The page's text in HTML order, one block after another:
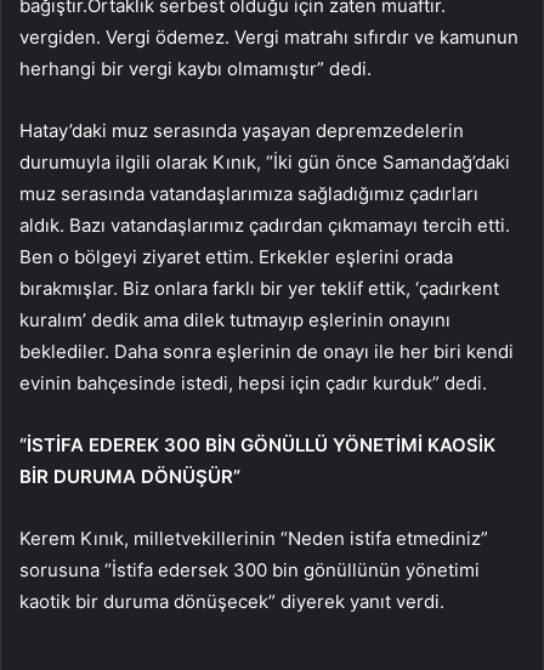
bağıştır.Ortaklık serbest olduğu için zaten muaftır.
vergiden. Vergi ödemez. Vergi matrahı sıfırdır ve kamunun
herhangi bir vergi kaybı olmamıştır” dedi.
Hatay’daki muz serasında yaşayan depremzedelerin
durumuyla ilgili olarak Kınık, “İki gün önce Samandağ’daki
muz serasında vatandaşlarımıza sağladığımız çadırları
aldık. Bazı vatandaşlarımız çadırdan çıkmamayı tercih etti.
Ben o bölgeyi ziyaret ettim. Erkekler eşlerini orada
bırakmışlar. Biz onlara farklı bir yer teklif ettik, ‘çadırkent
kuralım’ dedik ama dilek tutmayıp eşlerinin onayını
beklediler. Daha sonra eşlerinin de onayı ile her biri kendi
evinin bahçesinde istedi, hepsi için çadır kurduk” dedi.
“İSTİFA EDEREK 300 BİN GÖNÜLLÜ YÖNETİMİ KAOSİK
BİR DURUMA DÖNÜŞÜR”
Kerem Kınık, milletvekillerinin “Neden istifa etmediniz”
sorusuna “İstifa edersek 300 bin gönüllünün yönetimi
kaotik bir duruma dönüşecek” diyerek yanıt verdi.